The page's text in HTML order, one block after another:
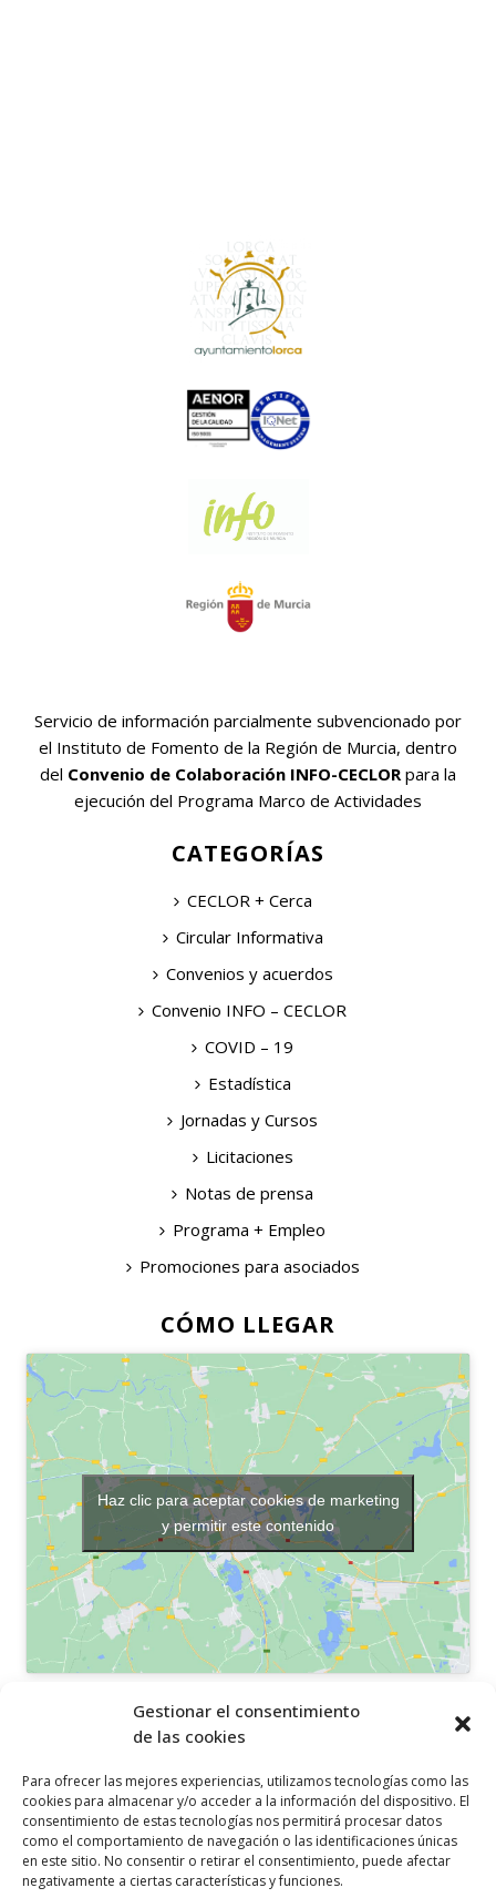
Gestionar el consentimiento
de las cookies
Para ofrecer las mejores experiencias, utilizamos tecnologías como las
cookies para almacenar y/o acceder a la información del dispositivo. El
consentimiento de estas tecnologías nos permitirá procesar datos
como el comportamiento de navegación o las identificaciones únicas
en este sitio. No consentir o retirar el consentimiento, puede afectar
negativamente a ciertas características y funciones.
Servicio de información parcialmente subvencionado por
el Instituto de Fomento de la Región de Murcia, dentro
del Convenio de Colaboración INFO-CECLOR para la
ejecución del Programa Marco de Actividades
CATEGORÍAS
CECLOR + Cerca
Circular Informativa
Convenios y acuerdos
Convenio INFO – CECLOR
COVID – 19
Estadística
Jornadas y Cursos
Licitaciones
Notas de prensa
Programa + Empleo
Promociones para asociados
CÓMO LLEGAR
Haz clic para aceptar cookies de marketing
y permitir este contenido
OTROS ENLACES
Política de cookies
Aviso legal
Canal ético